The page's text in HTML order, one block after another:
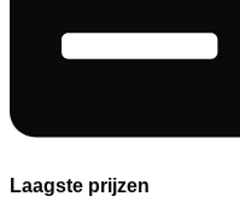
Laagste prijzen